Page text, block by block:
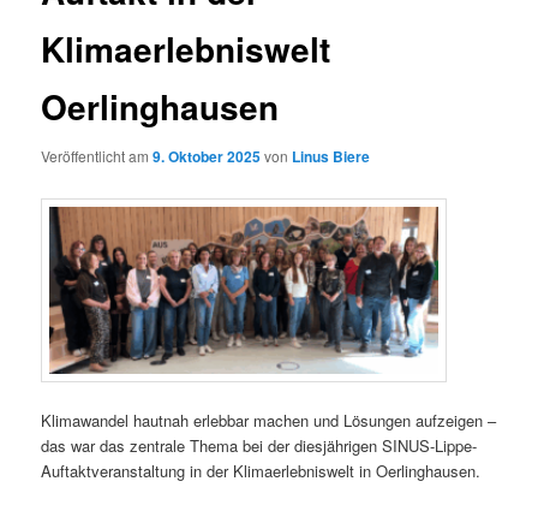
Klimaerlebniswelt
Oerlinghausen
Veröffentlicht am9. Oktober 2025von Linus Biere
Klimawandel hautnah erlebbar machen und Lösungen aufzeigen –
das war das zentrale Thema bei der diesjährigen SINUS-Lippe-
Auftaktveranstaltung in der Klimaerlebniswelt in Oerlinghausen.